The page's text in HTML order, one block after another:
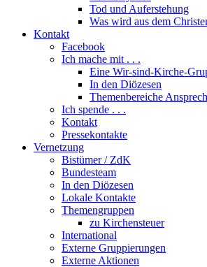
Tod und Auferstehung
Was wird aus dem
Kontakt
Facebook
Ich mache mit . . .
Eine Wir-sind-Kirche-
In den Diözesen
Themenbereiche
Ich spende . . .
Kontakt
Pressekontakte
Vernetzung
Bistümer / ZdK
Bundesteam
In den Diözesen
Lokale Kontakte
Themengruppen
zu Kirchensteuer
International
Externe Gruppierungen
Externe Aktionen